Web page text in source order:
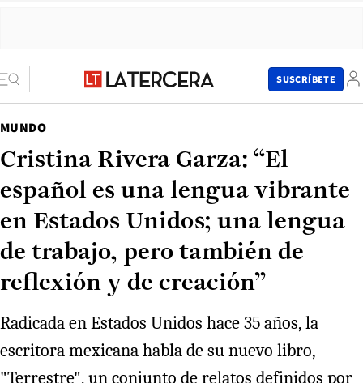
SUSCRÍBETE
MUNDO
Cristina Rivera Garza: “El
español es una lengua vibrante
en Estados Unidos; una lengua
de trabajo, pero también de
reflexión y de creación”
Radicada en Estados Unidos hace 35 años, la
escritora mexicana habla de su nuevo libro,
"Terrestre", un conjunto de relatos definidos por